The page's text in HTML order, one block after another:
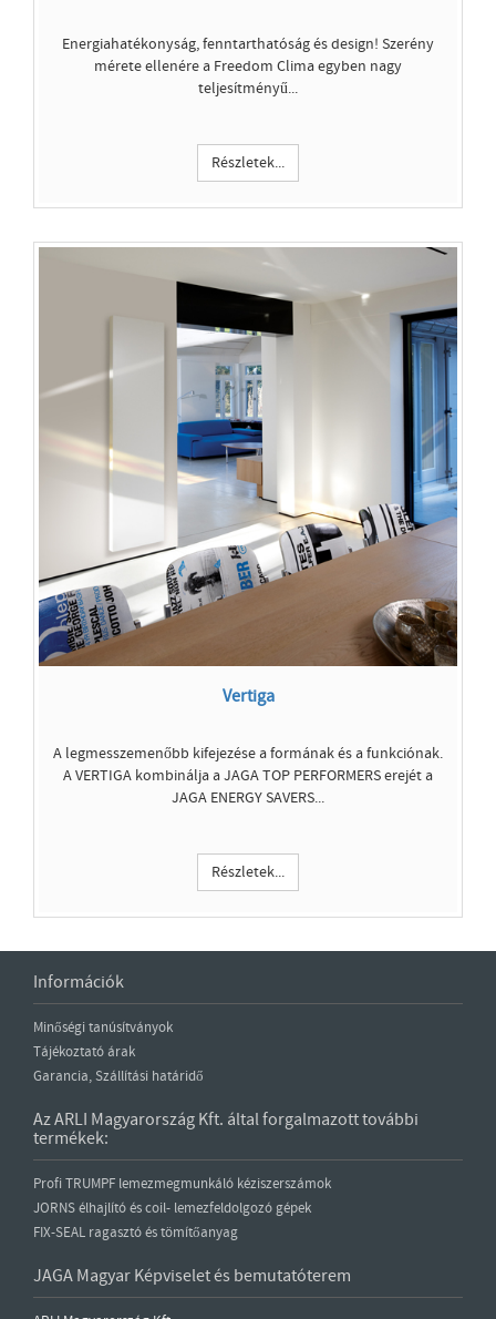
Energiahatékonyság, fenntarthatóság és design! Szerény
mérete ellenére a Freedom Clima egyben nagy
teljesítményű...
Részletek...
Vertiga
A legmesszemenőbb kifejezése a formának és a funkciónak.
A VERTIGA kombinálja a JAGA TOP PERFORMERS erejét a
JAGA ENERGY SAVERS...
Részletek...
Információk
Minőségi tanúsítványok
Tájékoztató árak
Garancia, Szállítási határidő
Az ARLI Magyarország Kft. által forgalmazott további
termékek:
Profi TRUMPF lemezmegmunkáló kéziszerszámok
JORNS élhajlító és coil- lemezfeldolgozó gépek
FIX-SEAL ragasztó és tömítőanyag
JAGA Magyar Képviselet és bemutatóterem